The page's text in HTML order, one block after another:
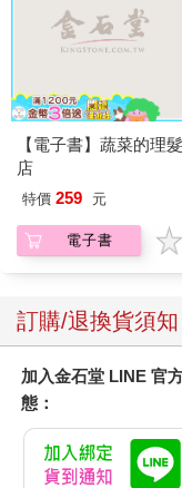
【電子書】蔬菜的理髮
店
特價 259 元
電子書
訂購/退換貨須知
加入金石堂 LINE 官
態：